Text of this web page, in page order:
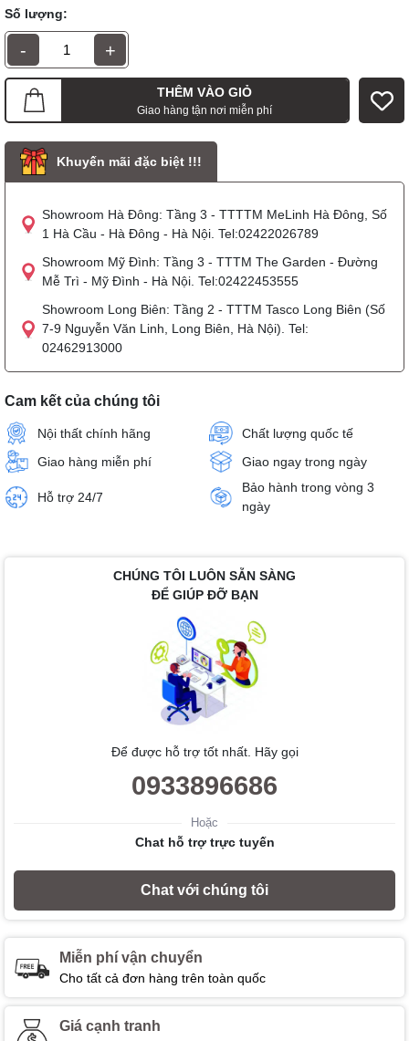
Số lượng:
- +
THÊM VÀO GIỎ
Giao hàng tận nơi miễn phí
Khuyến mãi đặc biệt !!!
Showroom Hà Đông: Tầng 3 - TTTTM MeLinh Hà Đông, Số
1 Hà Cầu - Hà Đông - Hà Nội. Tel:02422026789
Showroom Mỹ Đình: Tầng 3 - TTTM The Garden - Đường
Mễ Trì - Mỹ Đình - Hà Nội. Tel:02422453555
Showroom Long Biên: Tầng 2 - TTTM Tasco Long Biên (Số
7-9 Nguyễn Văn Linh, Long Biên, Hà Nội). Tel:
02462913000
Cam kết của chúng tôi
Nội thất chính hãng
Chất lượng quốc tế
Giao hàng miễn phí
Giao ngay trong ngày
Hỗ trợ 24/7
Bảo hành trong vòng 3
ngày
CHÚNG TÔI LUÔN SẴN SÀNG
ĐỂ GIÚP ĐỠ BẠN
Để được hỗ trợ tốt nhất. Hãy gọi
0933896686
Hoặc
Chat hỗ trợ trực tuyến
Chat với chúng tôi
Miễn phí vận chuyển
Cho tất cả đơn hàng trên toàn quốc
Giá cạnh tranh